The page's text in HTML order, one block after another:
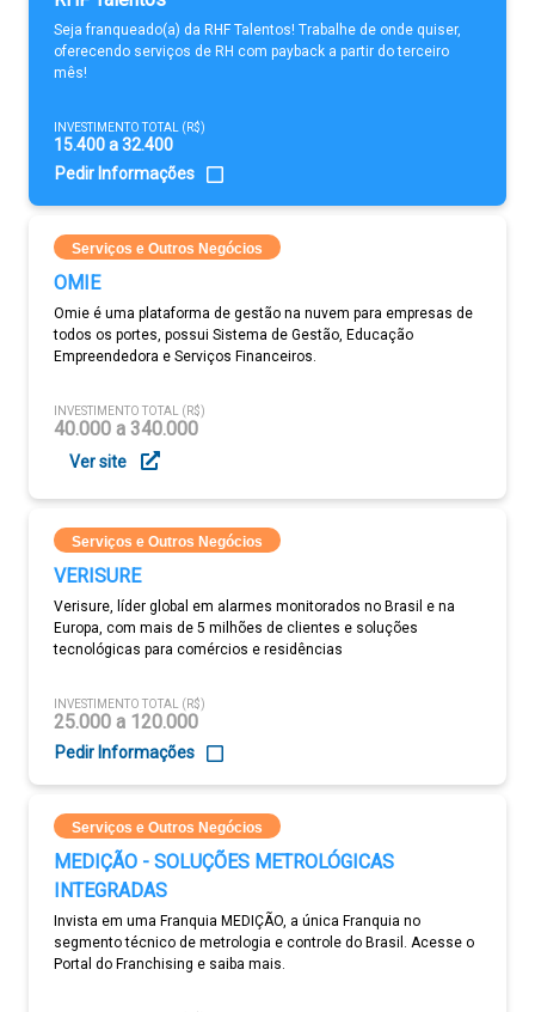
Seja franqueado(a) da RHF Talentos! Trabalhe de onde quiser,
oferecendo serviços de RH com payback a partir do terceiro
mês!
INVESTIMENTO TOTAL (R$)
15.400 a 32.400
Pedir Informações
Serviços e Outros Negócios
OMIE
Omie é uma plataforma de gestão na nuvem para empresas de
todos os portes, possui Sistema de Gestão, Educação
Empreendedora e Serviços Financeiros.
INVESTIMENTO TOTAL (R$)
40.000 a 340.000
Ver site
Serviços e Outros Negócios
VERISURE
Verisure, líder global em alarmes monitorados no Brasil e na
Europa, com mais de 5 milhões de clientes e soluções
tecnológicas para comércios e residências
INVESTIMENTO TOTAL (R$)
25.000 a 120.000
Pedir Informações
Serviços e Outros Negócios
MEDIÇÃO - SOLUÇÕES METROLÓGICAS
INTEGRADAS
Invista em uma Franquia MEDIÇÃO, a única Franquia no
segmento técnico de metrologia e controle do Brasil. Acesse o
Portal do Franchising e saiba mais.